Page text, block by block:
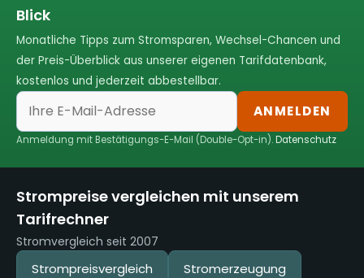
Blick
Monatliche Tipps zum Stromsparen, Wechsel-Chancen und
der Preis-Überblick aus unserer eigenen Tarifdatenbank,
kostenlos und jederzeit abbestellbar.
ANMELDEN
Anmeldung mit Bestätigungs-E-Mail (Double-Opt-in).Datenschutz
Strompreise vergleichen mit unserem
Tarifrechner
Stromvergleich seit 2007
Strompreisvergleich Stromerzeugung